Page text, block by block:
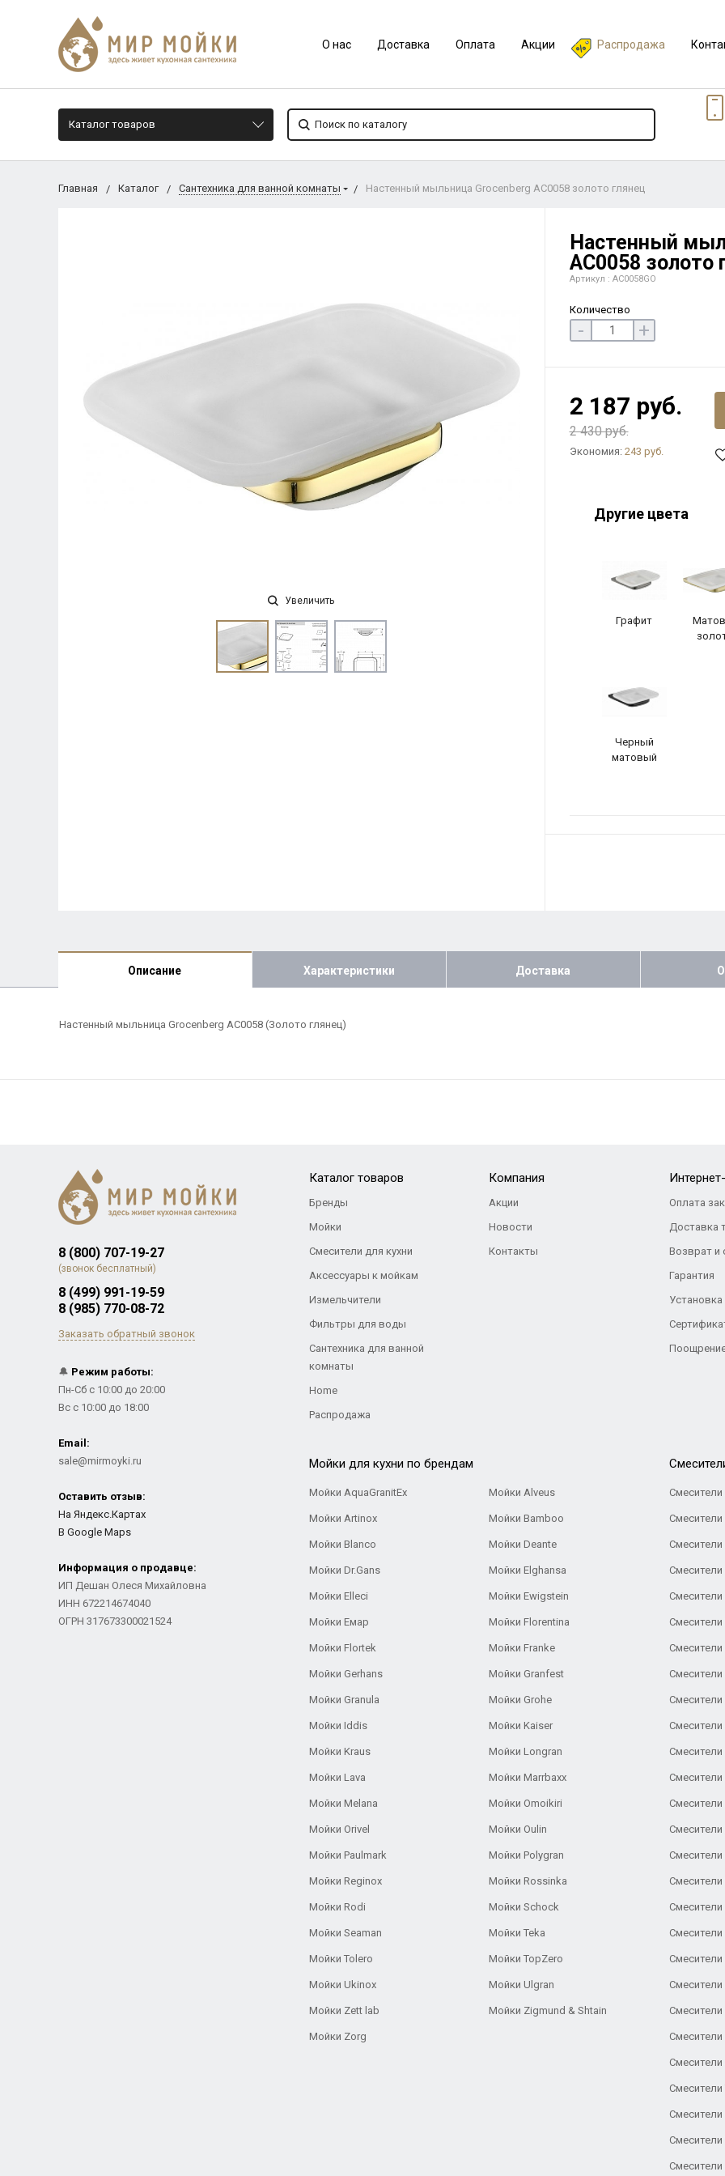
О нас Доставка Оплата Акции Распродажа
Каталог товаров
Главная Каталог Сантехника для ванной комнаты Настенный мыльница Grocenberg AC0058 золото глянец
Увеличить
Настенный
AC0058 золото
Артикул : AC0058GO
Количество
- +
2 187 руб.
2 430 руб.
Экономия: 243 руб.
Другие цвета
Графит
Черный
матовый
Описание Характеристики Доставка
Настенный мыльница Grocenberg AC0058 (Золото глянец)
8 (800) 707-19-27
(звонок бесплатный)
8 (499) 991-19-59
8 (985) 770-08-72
Заказать обратный звонок
🔔 Режим работы:
Пн-Сб с 10:00 до 20:00
Вс с 10:00 до 18:00
Email:
sale@mirmoyki.ru
Оставить отзыв:
На Яндекс.Картах
В Google Maps
Информация о продавце:
ИП Дешан Олеся Михайловна
ИНН 672214674040
ОГРН 317673300021524
Каталог товаров
Бренды
Мойки
Смесители для кухни
Аксессуары к мойкам
Измельчители
Фильтры для воды
Сантехника для ванной
комнаты
Home
Распродажа
Компания
Акции
Новости
Контакты
Оплата
Доставка
Возврат и
Гарантия
Установка
Мойки для кухни по брендам
Мойки AquaGranitEx Мойки Alveus
Мойки Artinox Мойки Bamboo
Мойки Blanco Мойки Deante
Мойки Dr.Gans Мойки Elghansa
Мойки Elleci Мойки Ewigstein
Мойки Емар Мойки Florentina
Мойки Flortek Мойки Franke
Мойки Gerhans Мойки Granfest
Мойки Granula Мойки Grohe
Мойки Iddis Мойки Kaiser
Мойки Kraus Мойки Longran
Мойки Lava Мойки Marrbaxx
Мойки Melana Мойки Omoikiri
Мойки Orivel Мойки Oulin
Мойки Paulmark Мойки Polygran
Мойки Reginox Мойки Rossinka
Мойки Rodi Мойки Schock
Мойки Seaman Мойки Teka
Мойки Tolero Мойки TopZero
Мойки Ukinox Мойки Ulgran
Мойки Zett lab Мойки Zigmund & Shtain
Мойки Zorg
Смесители
Смесители
Смесители
Смесители
Смесители
Смесители
Смесители
Смесители
Смесители
Смесители
Смесители
Смесители
Смесители
Смесители
Смесители
Смесители
Смесители
Смесители
Смесители
Смесители
Смесители
Смесители
Смесители
Смесители
Смесители
Смесители